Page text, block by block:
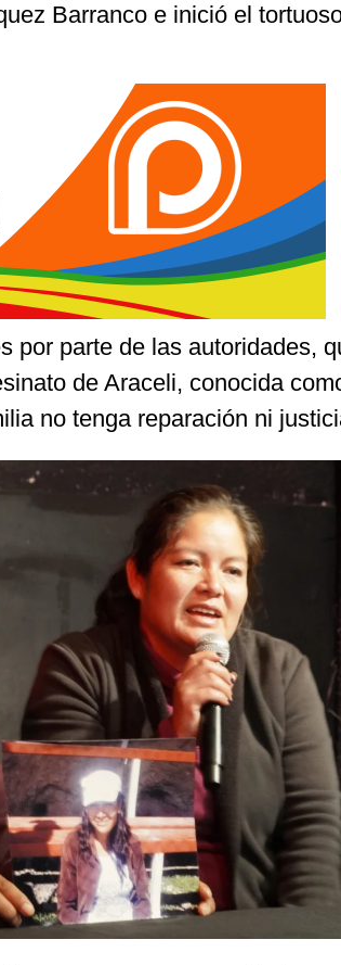
Barranco e inició el
por parte de las autoridades,
de Araceli, conocida
no tenga reparación ni